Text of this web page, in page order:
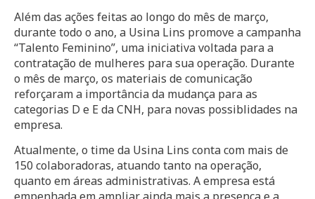
Além das ações feitas ao longo do mês de março,
durante todo o ano, a Usina Lins promove a campanha
“Talento Feminino”, uma iniciativa voltada para a
contratação de mulheres para sua operação. Durante
o mês de março, os materiais de comunicação
reforçaram a importância da mudança para as
categorias D e E da CNH, para novas possiblidades na
empresa.
Atualmente, o time da Usina Lins conta com mais de
150 colaboradoras, atuando tanto na operação,
quanto em áreas administrativas. A empresa está